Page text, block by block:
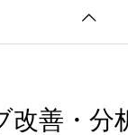
改善・分